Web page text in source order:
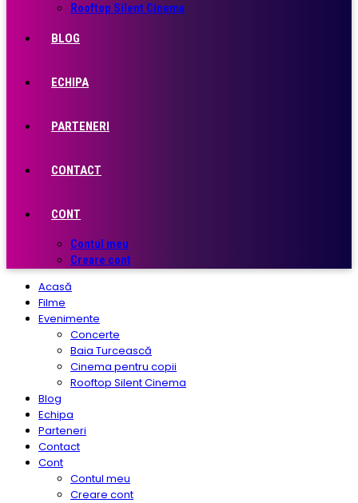
Rooftop Silent Cinema
BLOG
ECHIPA
PARTENERI
CONTACT
CONT
Contul meu
Creare cont
Acasă
Filme
Evenimente
Concerte
Baia Turcească
Cinema pentru copii
Rooftop Silent Cinema
Blog
Echipa
Parteneri
Contact
Cont
Contul meu
Creare cont